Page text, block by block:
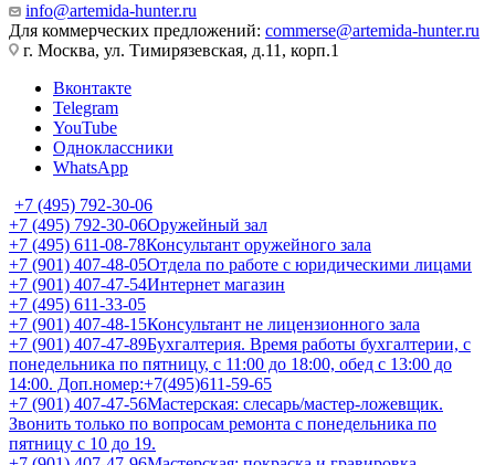
info@artemida-hunter.ru
Для коммерческих предложений: commerse@artemida-hunter.ru
г. Москва, ул. Тимирязевская, д.11, корп.1
Вконтакте
Telegram
YouTube
Одноклассники
WhatsApp
+7 (495) 792-30-06
+7 (495) 792-30-06Оружейный зал
+7 (495) 611-08-78Консультант оружейного зала
+7 (901) 407-48-05Отдела по работе с юридическими лицами
+7 (901) 407-47-54Интернет магазин
+7 (495) 611-33-05
+7 (901) 407-48-15Консультант не лицензионного зала
+7 (901) 407-47-89Бухгалтерия. Время работы бухгалтерии, с
понедельника по пятницу, с 11:00 до 18:00, обед с 13:00 до
14:00. Доп.номер:+7(495)611-59-65
+7 (901) 407-47-56Мастерская: слесарь/мастер-ложевщик.
Звонить только по вопросам ремонта с понедельника по
пятницу с 10 до 19.